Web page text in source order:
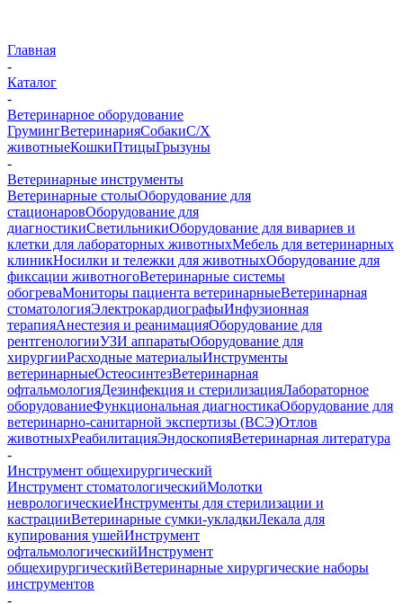
Главная
-
Каталог
-
Ветеринарное оборудование
ГрумингВетеринарияСобакиС/Х
животныеКошкиПтицыГрызуны
-
Ветеринарные инструменты
Ветеринарные столыОборудование для
стационаровОборудование для
диагностикиСветильникиОборудование для вивариев и
клетки для лабораторных животныхМебель для ветеринарных
клиникНосилки и тележки для животныхОборудование для
фиксации животногоВетеринарные системы
обогреваМониторы пациента ветеринарныеВетеринарная
стоматологияЭлектрокардиографыИнфузионная
терапияАнестезия и реанимацияОборудование для
рентгенологииУЗИ аппаратыОборудование для
хирургииРасходные материалыИнструменты
ветеринарныеОстеосинтезВетеринарная
офтальмологияДезинфекция и стерилизацияЛабораторное
оборудованиеФункциональная диагностикаОборудование для
ветеринарно-санитарной экспертизы (ВСЭ)Отлов
животныхРеабилитацияЭндоскопияВетеринарная литература
-
Инструмент общехирургический
Инструмент стоматологическийМолотки
неврологическиеИнструменты для стерилизации и
кастрацииВетеринарные сумки-укладкиЛекала для
купирования ушейИнструмент
офтальмологическийИнструмент
общехирургическийВетеринарные хирургические наборы
инструментов
-